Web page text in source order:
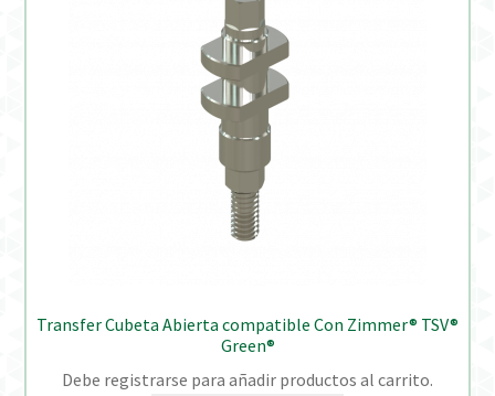
Transfer Cubeta Abierta compatible Con Zimmer® TSV®
Green®
Debe registrarse para añadir productos al carrito.